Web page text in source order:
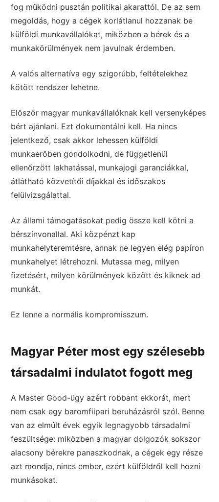
fog működni pusztán politikai akarattól. De az sem
megoldás, hogy a cégek korlátlanul hozzanak be
külföldi munkavállalókat, miközben a bérek és a
munkakörülmények nem javulnak érdemben.
A valós alternatíva egy szigorúbb, feltételekhez
kötött rendszer lehetne.
Először magyar munkavállalóknak kell versenyképes
bért ajánlani. Ezt dokumentálni kell. Ha nincs
jelentkező, csak akkor lehessen külföldi
munkaerőben gondolkodni, de függetlenül
ellenőrzött lakhatással, munkajogi garanciákkal,
átlátható közvetítői díjakkal és időszakos
felülvizsgálattal.
Az állami támogatásokat pedig össze kell kötni a
bérszínvonallal. Aki közpénzt kap
munkahelyteremtésre, annak ne legyen elég papíron
munkahelyet létrehozni. Mutassa meg, milyen
fizetésért, milyen körülmények között és kiknek ad
munkát.
Ez lenne a normális kompromisszum.
Magyar Péter most egy szélesebb
társadalmi indulatot fogott meg
A Master Good-ügy azért robbant ekkorát, mert
nem csak egy baromfiipari beruházásról szól. Benne
van az elmúlt évek egyik legnagyobb társadalmi
feszültsége: miközben a magyar dolgozók sokszor
alacsony bérekre panaszkodnak, a cégek egy része
azt mondja, nincs ember, ezért külföldről kell hozni
munkásokat.